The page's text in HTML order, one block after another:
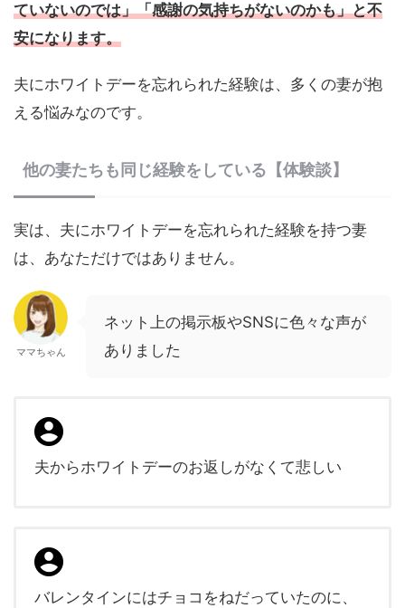
ていないのでは」「感謝の気持ちがないのかも」と不
安になります。
夫にホワイトデーを忘れられた経験は、多くの妻が抱
える悩みなのです。
他の妻たちも同じ経験をしている【体験談】
実は、夫にホワイトデーを忘れられた経験を持つ妻
は、あなただけではありません。
ママちゃん
ネット上の掲示板やSNSに色々な声が
ありました
夫からホワイトデーのお返しがなくて悲しい
バレンタインにはチョコをねだっていたのに、